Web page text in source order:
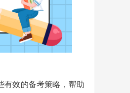
有效的备考策略，帮助